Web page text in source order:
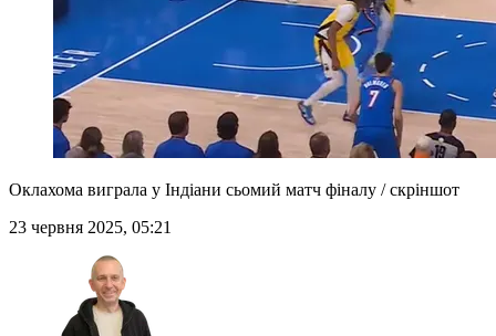
Оклахома виграла у Індіани сьомий матч фіналу / скріншот
23 червня 2025, 05:21